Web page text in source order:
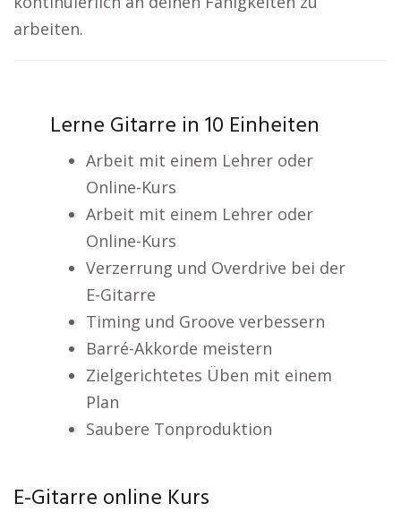
arbeiten.
Lerne Gitarre in 10 Einheiten
Arbeit mit einem Lehrer oder
Online-Kurs
Arbeit mit einem Lehrer oder
Online-Kurs
Verzerrung und Overdrive bei der
E-Gitarre
Timing und Groove verbessern
Barré-Akkorde meistern
Zielgerichtetes Üben mit einem
Plan
Saubere Tonproduktion
E-Gitarre online Kurs